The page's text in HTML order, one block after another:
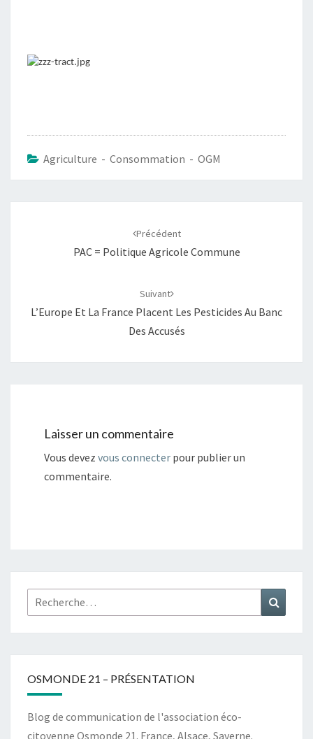
Agriculture - Consommation - OGM
Précédent
PAC = Politique Agricole Commune
Suivant
L’Europe Et La France Placent Les Pesticides Au Banc
Des Accusés
Laisser un commentaire
Vous devez vous connecter pour publier un
commentaire.
Rechercher :
OSMONDE 21 – PRÉSENTATION
Blog de communication de l'association éco-
citoyenne Osmonde 21. France, Alsace, Saverne.